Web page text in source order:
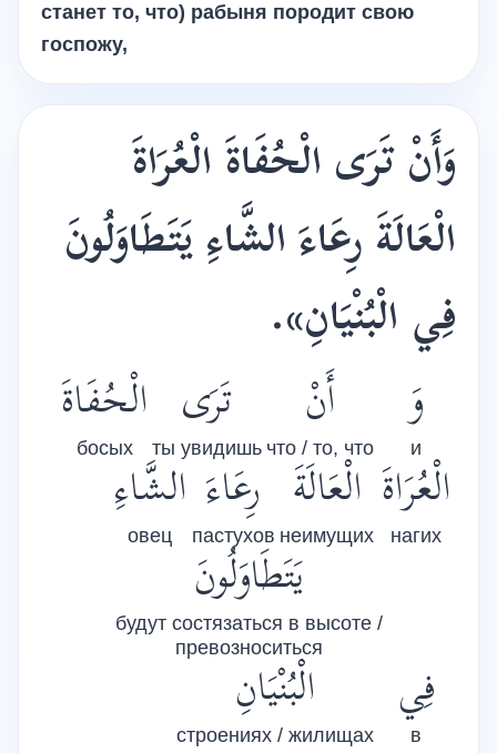
станет то, что) рабыня породит свою
госпожу,
وَأَنْ تَرَى الْحُفَاةَ الْعُرَاةَ
الْعَالَةَ رِعَاءَ الشَّاءِ يَتَطَاوَلُونَ
فِي الْبُنْيَانِ».
وَ
и
أَنْ
что / то, что
تَرَى
ты увидишь
الْحُفَاةَ
босых
الْعُرَاةَ
нагих
الْعَالَةَ
неимущих
رِعَاءَ
пастухов
الشَّاءِ
овец
يَتَطَاوَلُونَ
будут состязаться в высоте /
превозноситься
فِي
в
الْبُنْيَانِ
строениях / жилищах